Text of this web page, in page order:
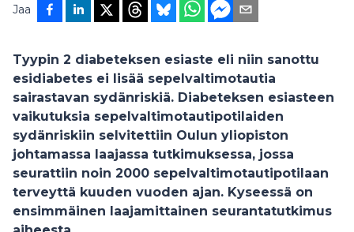
Jaa
Tyypin 2 diabeteksen esiaste eli niin sanottu
esidiabetes ei lisää sepelvaltimotautia
sairastavan sydänriskiä. Diabeteksen esiasteen
vaikutuksia sepelvaltimotautipotilaiden
sydänriskiin selvitettiin Oulun yliopiston
johtamassa laajassa tutkimuksessa, jossa
seurattiin noin 2000 sepelvaltimotautipotilaan
terveyttä kuuden vuoden ajan. Kyseessä on
ensimmäinen laajamittainen seurantatutkimus